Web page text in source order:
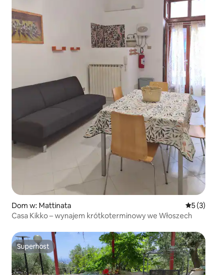
Dom w: Mattinata Średnia
5 (3)
Casa Kikko – wynajem krótkoterminowy we Włoszech
Superhost
Superhost